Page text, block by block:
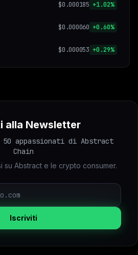
$0.000185 +1.02%
$0.000060 +0.60%
$0.000053 +0.29%
alla Newsletter
appassionati di Abstract
Chain
su Abstract e le crypto consumer.
Iscriviti